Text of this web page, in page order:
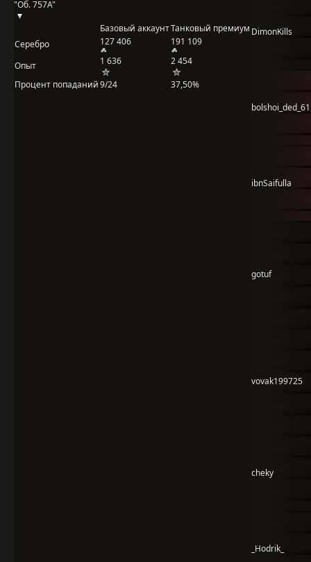
"Об. 757А"
Базовый аккаунтТанковый премиум
Серебро
127 406 191 109
Опыт 1 636
2 454
Процент попаданий9/24 37,50%
DimonKills
bolshoi_ded_61
ibnSaifulla
gotuf
vovak199725
cheky
_Hodrik_